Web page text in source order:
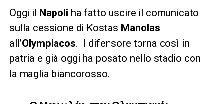
Oggi il Napoli ha fatto uscire il comunicato
sulla cessione di Kostas Manolas
all’Olympiacos. Il difensore torna così in
patria e già oggi ha posato nello stadio con
la maglia biancorosso.